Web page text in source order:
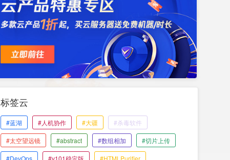
标签云
#蓝湖 #人机协作 #大疆 #杀毒软件
#太空望远镜 #abstract #数组相加 #切片上传